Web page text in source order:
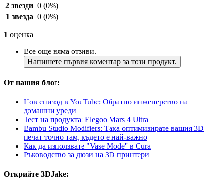
2 звезди 0 (0%)
1 звезда 0 (0%)
1 оценка
Все още няма отзиви.
Напишете първия коментар за този продукт.
От нашия блог:
Нов епизод в YouTube: Обратно инженерство на
домашни уреди
Тест на продукта: Elegoo Mars 4 Ultra
Bambu Studio Modifiers: Така оптимизирате вашия 3D
печат точно там, където е най-важно
Как да използвате "Vase Mode'' в Cura
Ръководство за дюзи на 3D принтери
Открийте 3DJake: